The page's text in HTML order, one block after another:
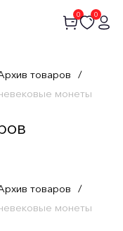
0 0
товаров /
монеты
товаров /
монеты